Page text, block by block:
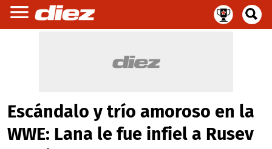
Escándalo y trío amoroso en la
WWE: Lana le fue infiel a Rusev